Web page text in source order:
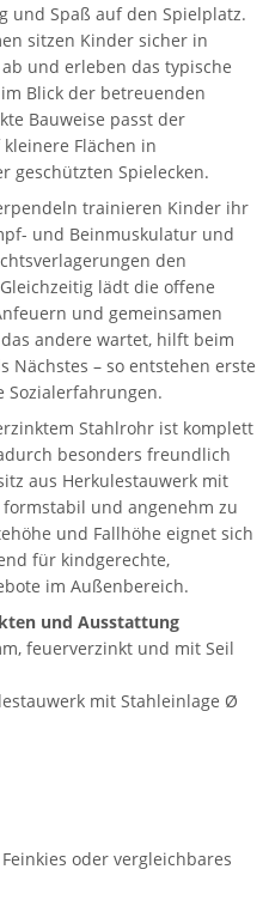
und Spaß auf den Spielplatz.
sitzen Kinder sicher in
und erleben das typische
Blick der betreuenden
Bauweise passt der
Flächen in
geschützten Spielecken.
trainieren Kinder ihr
und Beinmuskulatur und
den
lädt die offene
und gemeinsamen
andere wartet, hilft beim
Nächstes – so entstehen erste
Sozialerfahrungen.
Stahlrohr ist komplett
besonders freundlich
aus Herkulestauwerk mit
und angenehm zu
und Fallhöhe eignet sich
für kindgerechte,
im Außenbereich.
und Ausstattung
feuerverzinkt und mit Seil
mit Stahleinlage Ø
oder vergleichbares